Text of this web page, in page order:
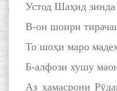
Устод Шаҳид зинда
В-он шоири
То шоҳи маро
Б-алфози хушу
Аз ҳамасрони